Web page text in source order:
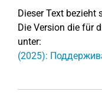
Dieser Text bezieht
Die Version die für
unter:
(2025):